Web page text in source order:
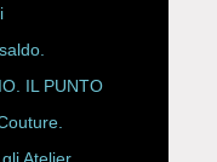
IL PUNTO
E